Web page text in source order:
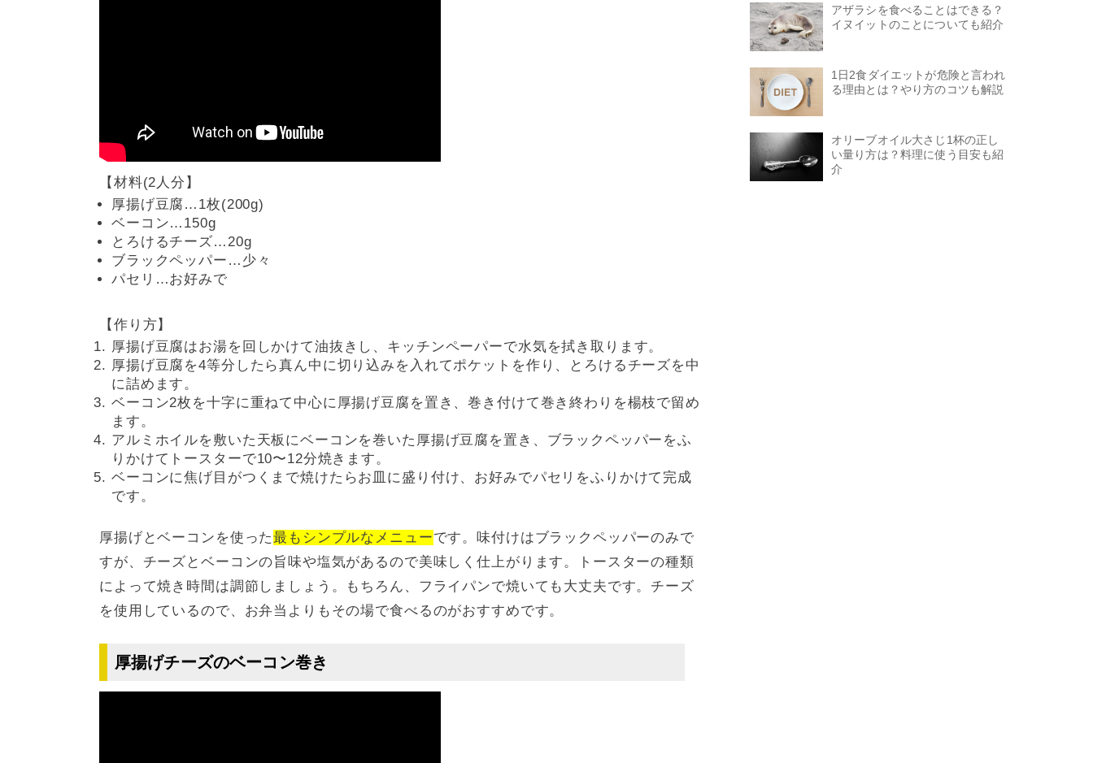
【材料(2人分】
厚揚げ豆腐…1枚(200g)
ベーコン…150g
とろけるチーズ…20g
ブラックペッパー…少々
パセリ…お好みで
【作り方】
厚揚げ豆腐はお湯を回しかけて油抜きし、キッチンペーパーで水気を拭き取ります。
厚揚げ豆腐を4等分したら真ん中に切り込みを入れてポケットを作り、とろけるチーズを中
に詰めます。
ベーコン2枚を十字に重ねて中心に厚揚げ豆腐を置き、巻き付けて巻き終わりを楊枝で留め
ます。
アルミホイルを敷いた天板にベーコンを巻いた厚揚げ豆腐を置き、ブラックペッパーをふ
りかけてトースターで10〜12分焼きます。
ベーコンに焦げ目がつくまで焼けたらお皿に盛り付け、お好みでパセリをふりかけて完成
です。
厚揚げとベーコンを使った最もシンプルなメニューです。味付けはブラックペッパーのみで
すが、チーズとベーコンの旨味や塩気があるので美味しく仕上がります。トースターの種類
によって焼き時間は調節しましょう。もちろん、フライパンで焼いても大丈夫です。チーズ
を使用しているので、お弁当よりもその場で食べるのがおすすめです。
厚揚げチーズのベーコン巻き
アザラシを食べることはできる？
イヌイットのことについても紹介
1日2食ダイエットが危険と言われ
る理由とは？やり方のコツも解説
オリーブオイル大さじ1杯の正し
い量り方は？料理に使う目安も紹
介